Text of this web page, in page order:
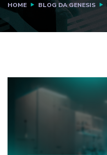
HOME BLOG DA GENESIS